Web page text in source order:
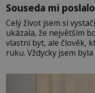
Souseda mi
Celý život jsem si
ukázala, že největším
vlastní byt, ale člověk,
ruku. Vždycky jsem
mi knihy, práce a